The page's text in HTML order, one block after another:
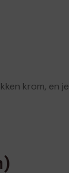
krom, en je